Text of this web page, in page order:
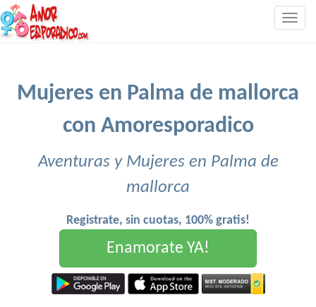
Mujeres en Palma de mallorca
con Amoresporadico
Aventuras y Mujeres en Palma de
mallorca
Registrate, sin cuotas, 100% gratis!
Enamorate YA!